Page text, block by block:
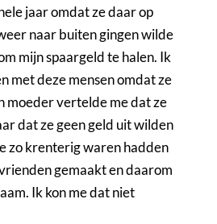
jaar omdat ze daar op
naar buiten gingen wilde
mijn spaargeld te halen. Ik
met deze mensen omdat ze
moeder vertelde me dat ze
dat ze geen geld uit wilden
zo krenterig waren hadden
gemaakt en daarom
Ik kon me dat niet